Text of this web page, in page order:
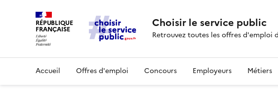
RÉPUBLIQUE
FRANÇAISE Choisir le service public
Retrouvez toutes les offres d'emploi
Accueil Offres d'emploi Concours Employeurs Métiers